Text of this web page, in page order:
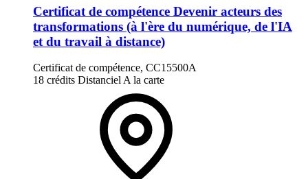
Certificat de compétence Devenir acteurs des
transformations (à l'ère du numérique, de l'IA
et du travail à distance)
Certificat de compétence, CC15500A
18 crédits Distanciel A la carte